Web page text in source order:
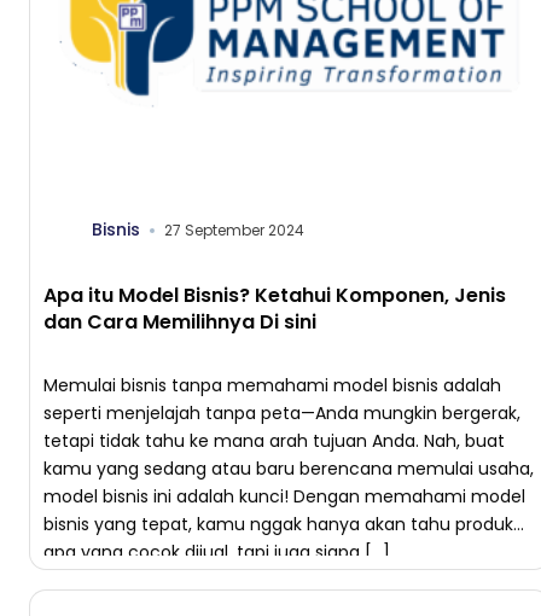
Bisnis 27 September 2024
Apa itu Model Bisnis? Ketahui Komponen, Jenis
dan Cara Memilihnya Di sini
Memulai bisnis tanpa memahami model bisnis adalah
seperti menjelajah tanpa peta—Anda mungkin bergerak,
tetapi tidak tahu ke mana arah tujuan Anda. Nah, buat
kamu yang sedang atau baru berencana memulai usaha,
model bisnis ini adalah kunci! Dengan memahami model
bisnis yang tepat, kamu nggak hanya akan tahu produk
apa yang cocok dijual, tapi juga siapa […]